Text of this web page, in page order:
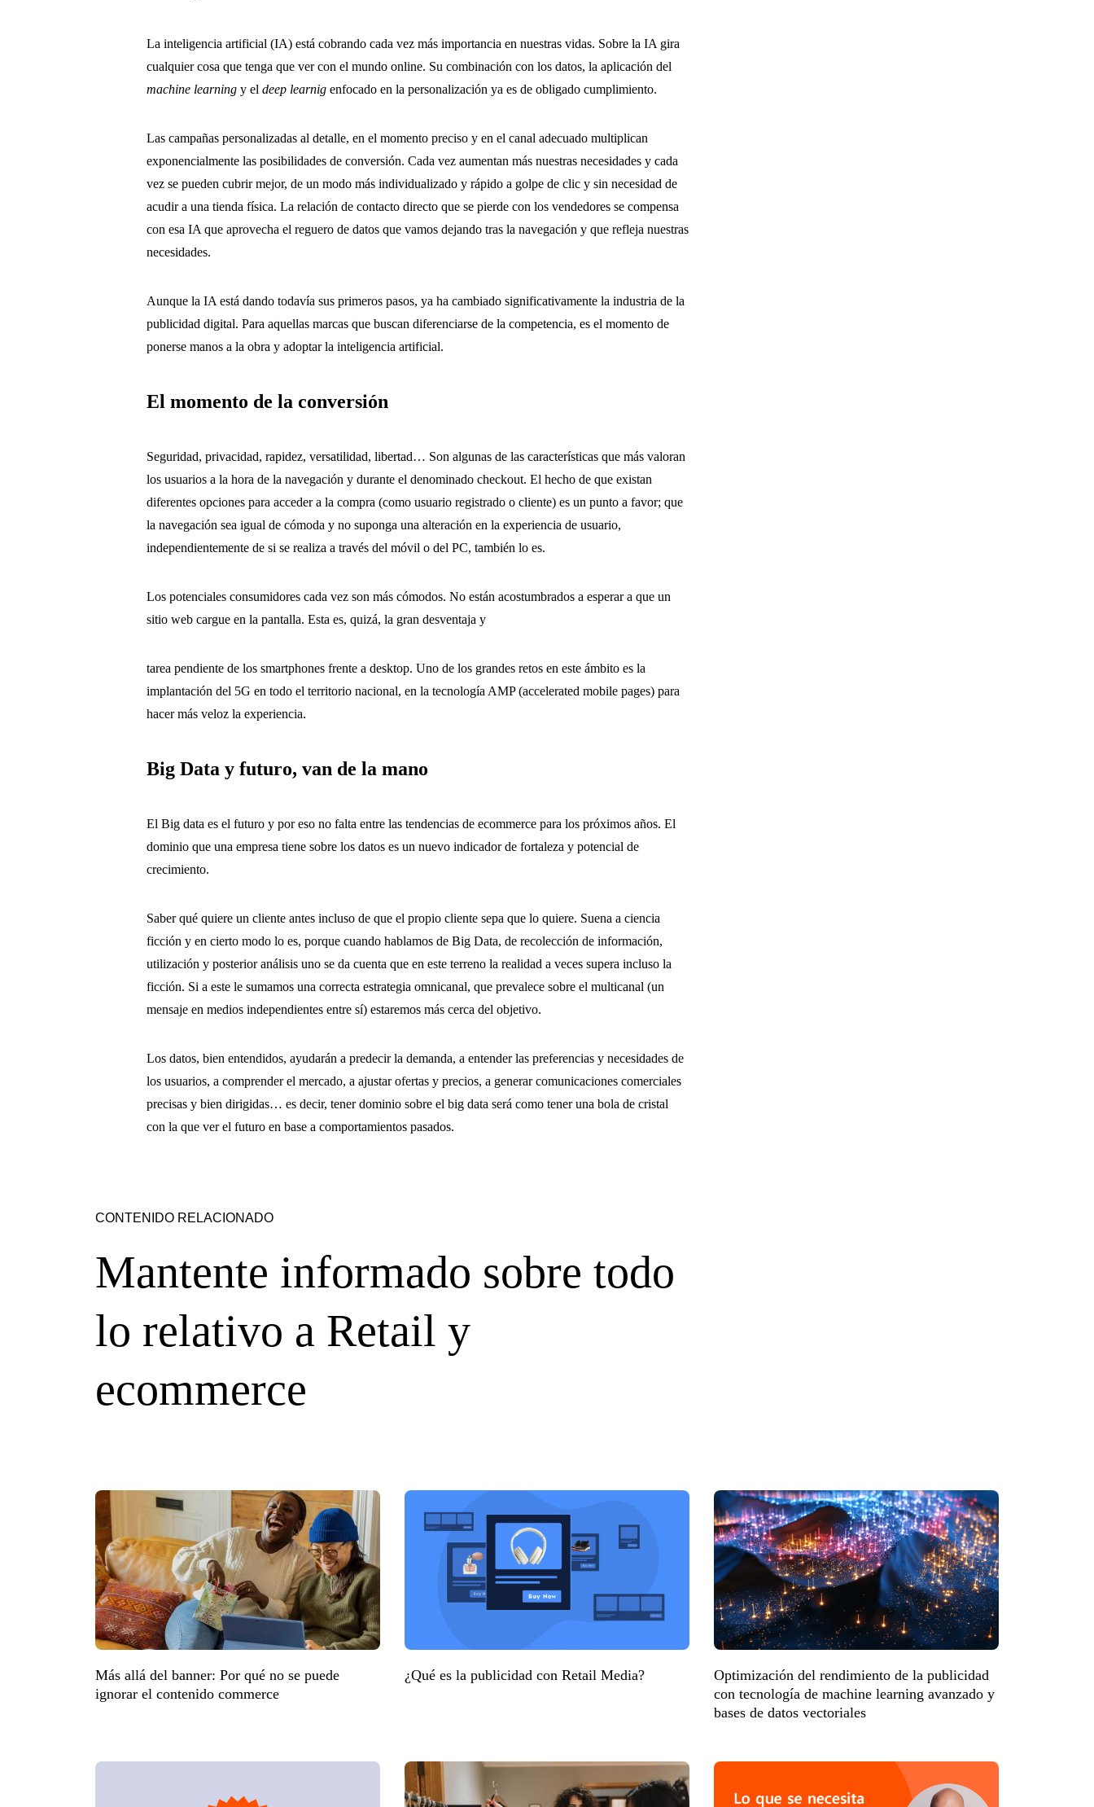
La inteligencia artificial (IA) está cobrando cada vez más importancia en nuestras vidas. Sobre la IA gira
cualquier cosa que tenga que ver con el mundo online. Su combinación con los datos, la aplicación del
machine learning y eldeep learnig enfocado en la personalización ya es de obligado cumplimiento.
Las campañas personalizadas al detalle, en el momento preciso y en el canal adecuado multiplican
exponencialmente las posibilidades de conversión. Cada vez aumentan más nuestras necesidades y cada
vez se pueden cubrir mejor, de un modo más individualizado y rápido a golpe de clic y sin necesidad de
acudir a una tienda física. La relación de contacto directo que se pierde con los vendedores se compensa
con esa IA que aprovecha el reguero de datos que vamos dejando tras la navegación y que refleja nuestras
necesidades.
Aunque la IA está dando todavía sus primeros pasos, ya ha cambiado significativamente la industria de la
publicidad digital. Para aquellas marcas que buscan diferenciarse de la competencia, es el momento de
ponerse manos a la obra y adoptar la inteligencia artificial.
El momento de la conversión
Seguridad, privacidad, rapidez, versatilidad, libertad… Son algunas de las características que más valoran
los usuarios a la hora de la navegación y durante el denominado checkout. El hecho de que existan
diferentes opciones para acceder a la compra (como usuario registrado o cliente) es un punto a favor; que
la navegación sea igual de cómoda y no suponga una alteración en la experiencia de usuario,
independientemente de si se realiza a través del móvil o del PC, también lo es.
Los potenciales consumidores cada vez son más cómodos. No están acostumbrados a esperar a que un
sitio web cargue en la pantalla. Esta es, quizá, la gran desventaja y
tarea pendiente de los smartphones frente a desktop. Uno de los grandes retos en este ámbito es la
implantación del 5G en todo el territorio nacional, en la tecnología AMP (accelerated mobile pages) para
hacer más veloz la experiencia.
Big Data y futuro, van de la mano
El Big data es el futuro y por eso no falta entre las tendencias de ecommerce para los próximos años. El
dominio que una empresa tiene sobre los datos es un nuevo indicador de fortaleza y potencial de
crecimiento.
Saber qué quiere un cliente antes incluso de que el propio cliente sepa que lo quiere. Suena a ciencia
ficción y en cierto modo lo es, porque cuando hablamos de Big Data, de recolección de información,
utilización y posterior análisis uno se da cuenta que en este terreno la realidad a veces supera incluso la
ficción. Si a este le sumamos una correcta estrategia omnicanal, que prevalece sobre el multicanal (un
mensaje en medios independientes entre sí) estaremos más cerca del objetivo.
Los datos, bien entendidos, ayudarán a predecir la demanda, a entender las preferencias y necesidades de
los usuarios, a comprender el mercado, a ajustar ofertas y precios, a generar comunicaciones comerciales
precisas y bien dirigidas… es decir, tener dominio sobre el big data será como tener una bola de cristal
con la que ver el futuro en base a comportamientos pasados.
CONTENIDO RELACIONADO
Mantente informado sobre todo
lo relativo a Retail y
ecommerce
Más allá del banner: Por qué no se puede
ignorar el contenido commerce
¿Qué es la publicidad con Retail Media?
Optimización del rendimiento de la publicidad
con tecnología de machine learning avanzado y
bases de datos vectoriales